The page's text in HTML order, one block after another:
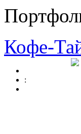
Кофе-
: